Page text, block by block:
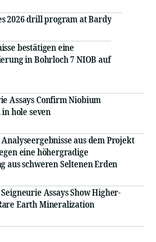
2026 drill program at Bardy
bestätigen eine
in Bohrloch 7 NIOB auf
Assays Confirm Niobium
hole seven
Analyseergebnisse aus dem Projekt
eine höhergradige
aus schweren Seltenen Erden
Seigneurie Assays Show Higher-
Earth Mineralization